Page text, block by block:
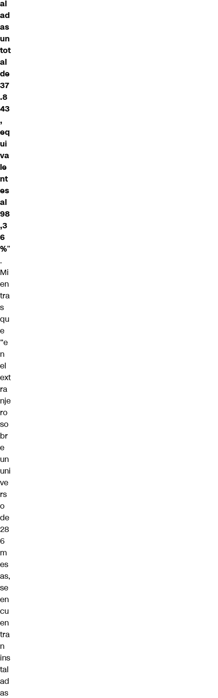
al
ad
as
un
tot
al
de
37
.8
43
,
eq
ui
va
le
nt
es
al
98
,3
6
%”
.
Mi
en
tra
s
qu
e
“e
n
el
ext
ra
nje
ro
so
br
e
un
uni
ve
rs
o
de
28
6
m
es
as,
se
en
cu
en
tra
n
ins
tal
ad
as